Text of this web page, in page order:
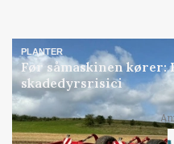
PLANTER
Før såmaskinen
skadedyrsrisici